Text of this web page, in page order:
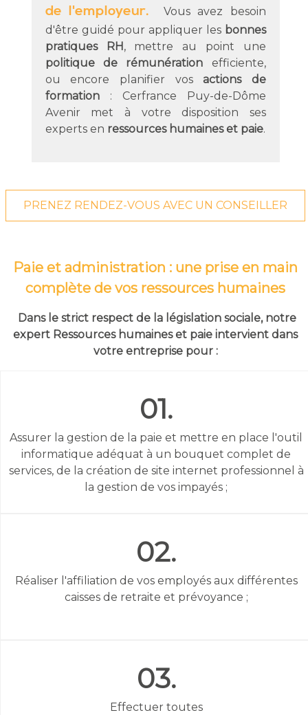
de l'employeur.
Vous avez besoin
d'être guidé pour appliquer les bonnes
pratiques RH, mettre au point une
politique de rémunération efficiente,
ou encore planifier vos actions de
formation: Cerfrance Puy-de-Dôme
Avenir met à votre disposition ses
experts en ressources humaines et paie.
PRENEZ RENDEZ-VOUS AVEC UN CONSEILLER
Paie et administration : une prise en main
complète de vos ressources humaines
Dans le strict respect de la législation sociale, notre
expert Ressources humaines et paie intervient dans
votre entreprise pour :
01.
Assurer la gestion de la paie et mettre en place l'outil
informatique adéquat à un bouquet complet de
services, de la création de site internet professionnel à
la gestion de vos impayés ;
02.
Réaliser l'affiliation de vos employés aux différentes
caisses de retraite et prévoyance ;
03.
Effectuer toutes